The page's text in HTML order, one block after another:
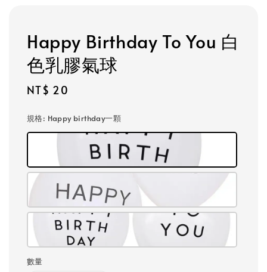
Happy Birthday To You 白
色乳膠氣球
Regular
NT$ 20
規格: Happy birthday一顆
數量